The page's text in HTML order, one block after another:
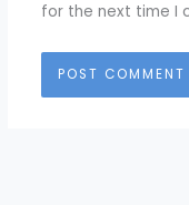
for the next time I